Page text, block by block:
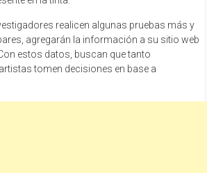
realicen algunas pruebas más y
agregarán la información a su sitio web
estos datos, buscan que tanto
tomen decisiones en base a